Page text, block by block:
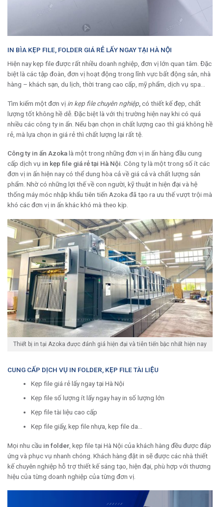
IN BÌA KẸP FILE, FOLDER GIÁ RẺ LẤY NGAY TẠI HÀ NỘI
Hiện nay kẹp file được rất nhiều doanh nghiệp, đơn vị lớn quan tâm. Đặc
biệt là các tập đoàn, đơn vị hoạt động trong lĩnh vực bất động sản, nhà
hàng – khách sạn, du lịch, thời trang cao cấp, mỹ phẩm, dịch vụ spa…
Tìm kiếm một đơn vị in kẹp file chuyên nghiệp có thiết kế đẹp, chất
lượng tốt không hề dễ. Đặc biệt là với thị trường hiện nay khi có quá
nhiều các công ty in ấn. Nếu bạn chọn in chất lượng cao thì giá không hề
rẻ, mà lựa chọn in giá rẻ thì chất lượng lại rất tệ.
Công ty in ấn Azokalà một trong những đơn vị in ấn hàng đầu cung
cấp dịch vụ in kẹp file giá rẻ tại Hà Nội. Công ty là một trong số ít các
đơn vị in ấn hiện nay có thể dung hòa cả về giá cả và chất lượng sản
phẩm. Nhờ có những lợi thế về con người, kỹ thuật in hiện đại và hệ
thống máy móc nhập khẩu tiên tiến Azoka đã tạo ra ưu thế vượt trội mà
khó các đơn vị in ấn khác khó mà theo kịp.
Thiết bị in tại Azoka được đánh giá hiện đại và tiên tiến bậc nhất hiện nay
CUNG CẤP DỊCH VỤ IN FOLDER, KẸP FILE TÀI LIỆU
Kẹp file giá rẻ lấy ngay tại Hà Nội
Kẹp file số lượng ít lấy ngay hay in số lượng lớn
Kẹp file tài liệu cao cấp
Kẹp file giấy, kẹp file nhựa, kẹp file da…
Mọi nhu cầu in folder , kẹp file tại Hà Nội của khách hàng đều được đáp
ứng và phục vụ nhanh chóng. Khách hàng đặt in sẽ được các nhà thiết
kế chuyên nghiệp hỗ trợ thiết kế sáng tạo, hiện đại, phù hợp với thương
hiệu của từng doanh nghiệp của từng đơn vị.